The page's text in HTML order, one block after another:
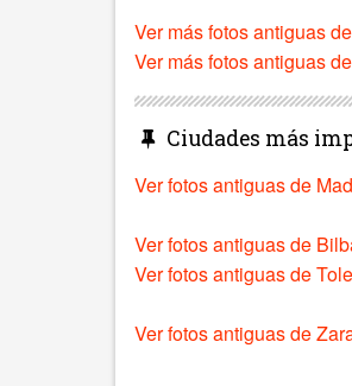
Ver más fotos antiguas
Ver más fotos antiguas
Ciudades más
Ver fotos antiguas de
Ver fotos antiguas de
Ver fotos antiguas de
Ver fotos antiguas de